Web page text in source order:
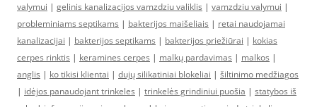
valymui | gelinis kanalizacijos vamzdziu valiklis | vamzdziu valymui |
probleminiams septikams | bakterijos maišeliais | retai naudojamai
kanalizacijai | bakterijos septikams | bakterijos priežiūrai | kokias
cerpes rinktis | keramines cerpes | malkų pardavimas | malkos |
anglis | ko tikisi klientai | dujų silikatiniai blokeliai | šiltinimo medžiagos
| idėjos panaudojant trinkeles | trinkelės grindiniui puošia | statybos iš